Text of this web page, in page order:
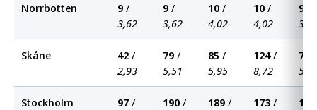
Norrbotten 9 /
3,62
9 /
3,62
10 /
4,02
10 /
4,02
9
Skåne 42 /
2,93
79 /
5,51
85 /
5,95
124/
8,72
73
Stockholm 97 /
190 /
189 /
173 /
156